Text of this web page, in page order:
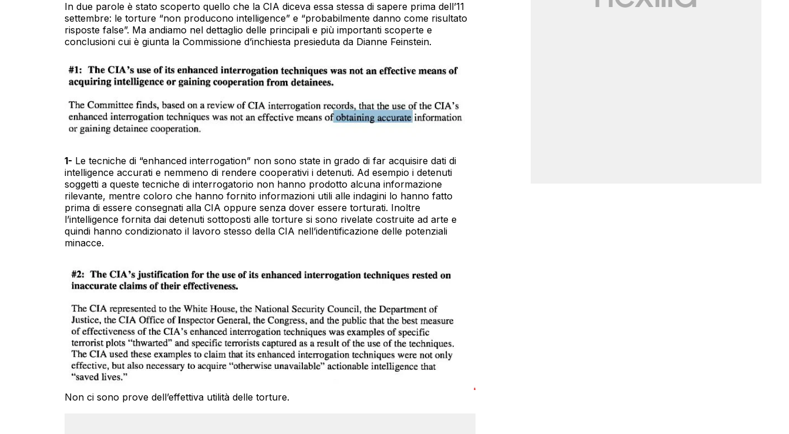
In due parole è stato scoperto quello che la CIA diceva essa stessa di sapere prima dell’11
settembre: le torture “non producono intelligence” e “probabilmente danno come risultato
risposte false”. Ma andiamo nel dettaglio delle principali e più importanti scoperte e
conclusioni cui è giunta la Commissione d’inchiesta presieduta da Dianne Feinstein.
1- Le tecniche di “enhanced interrogation” non sono state in grado di far acquisire dati di
intelligence accurati e nemmeno di rendere cooperativi i detenuti. Ad esempio i detenuti
soggetti a queste tecniche di interrogatorio non hanno prodotto alcuna informazione
rilevante, mentre coloro che hanno fornito informazioni utili alle indagini lo hanno fatto
prima di essere consegnati alla CIA oppure senza dover essere torturati. Inoltre
l’intelligence fornita dai detenuti sottoposti alle torture si sono rivelate costruite ad arte e
quindi hanno condizionato il lavoro stesso della CIA nell’identificazione delle potenziali
minacce.
Non ci sono prove dell’effettiva utilità delle torture.